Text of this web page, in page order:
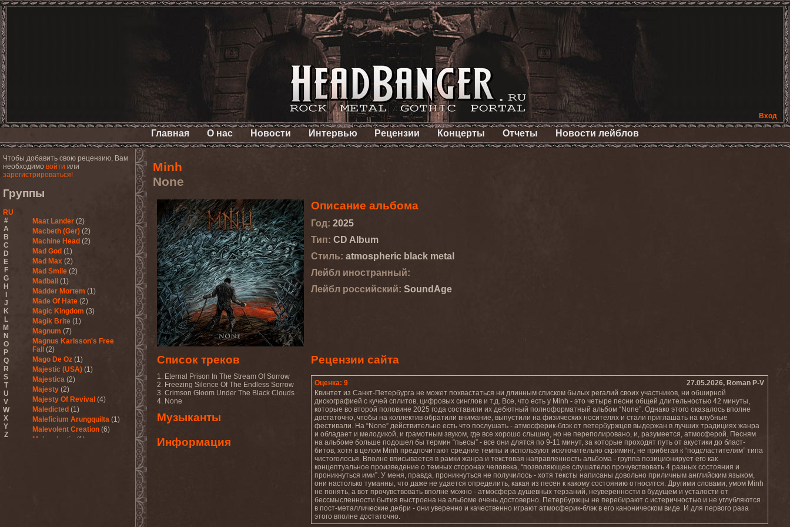
Вход
Главная О нас Новости Интервью Рецензии Концерты Отчеты Новости лейблов
Чтобы добавить свою рецензию, Вам
необходимо войти или
зарегистрироваться!
Группы
RU
#
A
B
C
D
E
F
G
H
J
K
L
M
N
O
P
Q
R
S
T
U
V
W
X
Y
Z
Maat Lander (2)
Macbeth (Ger) (2)
Machine Head (2)
Mad God (1)
Mad Max (2)
Mad Smile (2)
Madball
(1)
Madder Mortem (1)
Made Of Hate (2)
Magic Kingdom (3)
Magik Brite (1)
Magnum (7)
Magnus Karlsson's Free
Fall
(2)
Mago De Oz (1)
Majestic (USA) (1)
Majestica (2)
Majesty (2)
Majesty Of Revival (4)
Maledicted (1)
Maleficium Arungquilta (1)
Malevolent Creation (6)
Malevolentia
(1)
Minh
None
Описание альбома
Год: 2025
Тип: CD Album
Стиль: atmospheric black metal
Лейбл иностранный:
Лейбл роcсийский: SoundAge
Список треков
1. Eternal Prison In The Stream Of Sorrow
2. Freezing Silence Of The Endless Sorrow
3. Crimson Gloom Under The Black Clouds
4. None
Музыканты
Информация
Рецензии сайта
Оценка: 9
27.05.2026, Roman P-V
Квинтет из Санкт-Петербурга не может похвастаться ни длинным списком былых регалий своих участников, ни обширной
дискографией с кучей сплитов, цифровых синглов и т.д. Все, что есть у Minh - это четыре песни общей длительностью 42 минуты,
которые во второй половине 2025 года составили их дебютный полноформатный альбом “None”. Однако этого оказалось вполне
достаточно, чтобы на коллектив обратили внимание, выпустили на физических носителях и стали приглашать на клубные
фестивали. На “None” действительно есть что послушать - атмосферик-блэк от петербуржцев выдержан в лучших традициях жанра
и обладает и мелодикой, и грамотным звуком, где все хорошо слышно, но не переполировано, и, разумеется, атмосферой. Песням
на альбоме больше подошел бы термин “пьесы” - все они длятся по 9-11 минут, за которые проходят путь от акустики до бласт-
битов, хотя в целом Minh предпочитают средние темпы и используют исключительно скриминг, не прибегая к “подсластителям” типа
чистоголосья. Вполне вписывается в рамки жанра и текстовая направленность альбома - группа позиционирует его как
концептуальное произведение о темных сторонах человека, “позволяющее слушателю прочувствовать 4 разных состояния и
проникнуться ими”. У меня, правда, проникнуться не получилось - хотя тексты написаны довольно приличным английским языком,
они настолько туманны, что даже не удается определить, какая из песен к какому состоянию относится. Другими словами, умом Minh
не понять, а вот прочувствовать вполне можно - атмосфера душевных терзаний, неуверенности в будущем и усталости от
бессмысленности бытия выстроена на альбоме очень достоверно. Петербуржцы не перебирают с истеричностью и не углубляются
в пост-металлические дебри - они уверенно и качественно играют атмосферик-блэк в его каноническом виде. И для первого раза
этого вполне достаточно.